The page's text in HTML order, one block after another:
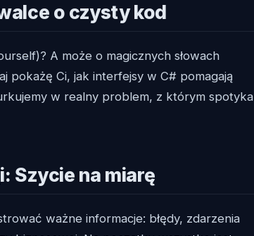
o czysty kod
A może o magicznych słowach
pokażę Ci, jak interfejsy w C# pomagają
w realny problem, z którym spotyka
Szycie na miarę
ważne informacje: błędy, zdarzenia